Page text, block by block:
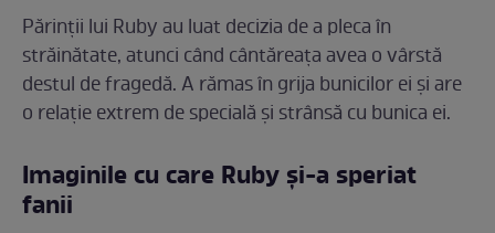
Părinții lui Ruby au luat decizia de a pleca în
străinătate, atunci când cântăreața avea o vârstă
destul de fragedă. A rămas în grija bunicilor ei și are
o relație extrem de specială și strânsă cu bunica ei.
Imaginile cu care Ruby și-a speriat
fanii